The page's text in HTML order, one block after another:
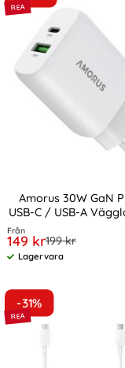
Amorus 30W GaN
USB-C / USB-A
Art. nr 243638
Från
rea pris
149 krtidigare pris
199 kr
Tillgänglighet:
Lagervara
30W GaN PD
-31%